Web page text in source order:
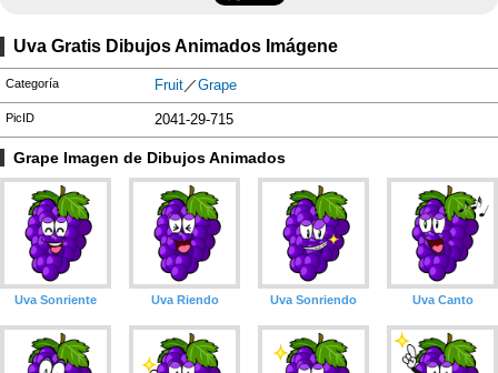
Uva Gratis Dibujos Animados Imágene
Categoría Fruit／Grape
PicID 2041-29-715
Grape Imagen de Dibujos Animados
Uva Sonriente Uva Riendo Uva Sonriendo Uva Canto